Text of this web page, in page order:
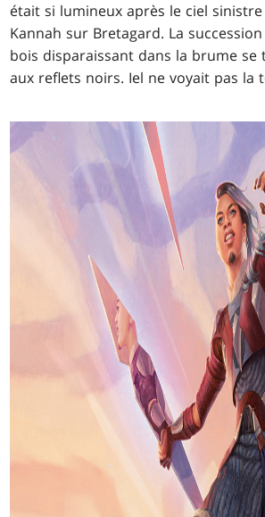
était si lumineux après le ciel
Kannah sur Bretagard. La
bois disparaissant dans la brume
aux reflets noirs. Iel ne voyait pas la